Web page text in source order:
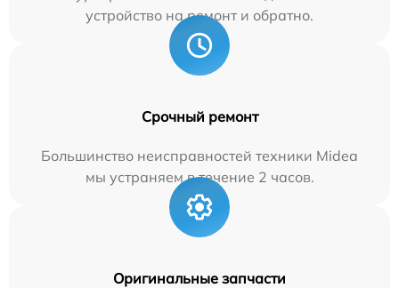
устройство на ремонт и обратно.
Срочный ремонт
Большинство неисправностей техники Midea
мы устраняем в течение 2 часов.
Оригинальные запчасти